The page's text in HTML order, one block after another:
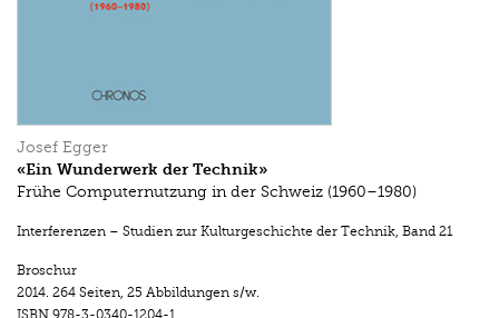
Josef Egger
«Ein Wunderwerk der Technik»
Frühe Computernutzung in der Schweiz (1960–1980)
Interferenzen – Studien zur Kulturgeschichte der Technik, Band 21
Broschur
2014. 264 Seiten, 25 Abbildungen s/w.
ISBN 978-3-0340-1204-1